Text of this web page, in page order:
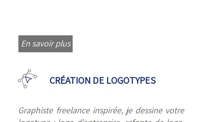
En savoir plus
CRÉATION DE LOGOTYPES
Graphiste freelance inspirée, je dessine votre